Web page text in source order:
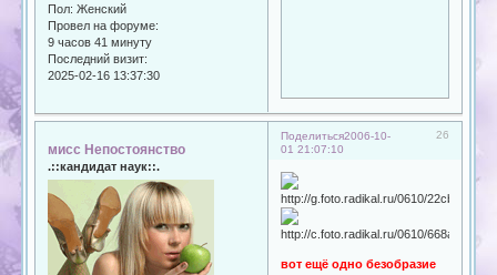
Пол: Женский
Провел на форуме:
9 часов 41 минуту
Последний визит:
2025-02-16 13:37:30
Поделиться 26
2006-10-
01 21:07:10
мисс Непостоянство
.::кандидат наук::.
вот ещё одно безобразие